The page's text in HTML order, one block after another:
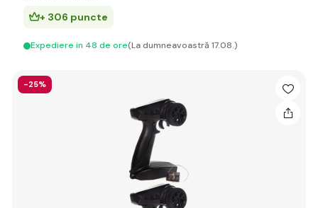
+ 306 puncte
Expediere in 48 de ore(La dumneavoastră 17.08.)
-25%